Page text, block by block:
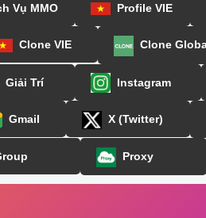
Vụ MMO Profile VIE
Clone VIE Clone
Giải Trí Instagram
Gmail X (Twitter)
Proxy